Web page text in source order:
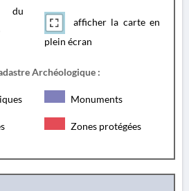
du
afficher la carte en
plein écran
Archéologique :
Monuments
Zones protégées